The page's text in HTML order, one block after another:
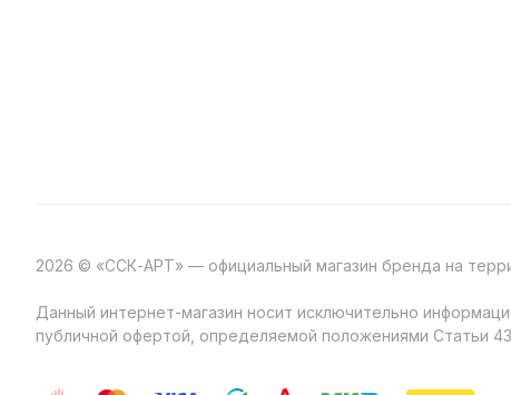
2026 © «ССК-АРТ» — официальный магазин бренда на
Данный интернет-магазин носит исключительно
публичной офертой, определяемой положениями Статьи